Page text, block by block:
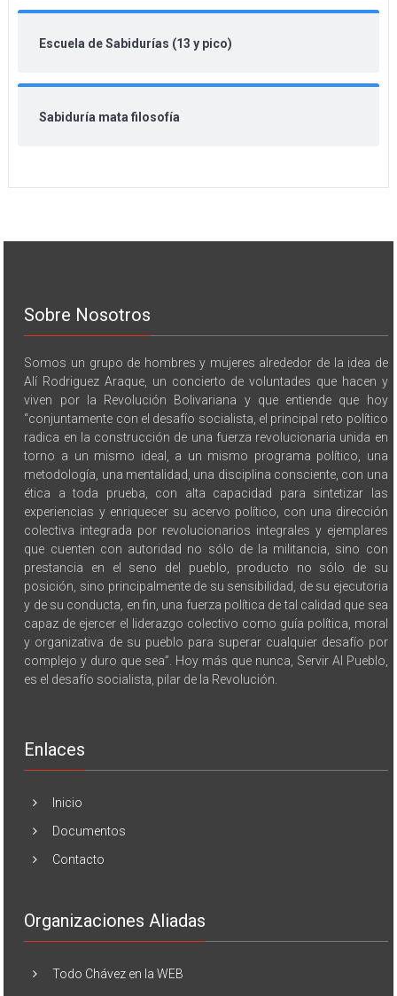
Escuela de Sabidurías (13 y pico)
Sabiduría mata filosofía
Sobre Nosotros
Somos un grupo de hombres y mujeres alrededor de la idea de
Alí Rodriguez Araque, un concierto de voluntades que hacen y
viven por la Revolución Bolivariana y que entiende que hoy
“conjuntamente con el desafío socialista, el principal reto político
radica en la construcción de una fuerza revolucionaria unida en
torno a un mismo ideal, a un mismo programa político, una
metodología, una mentalidad, una disciplina consciente, con una
ética a toda prueba, con alta capacidad para sintetizar las
experiencias y enriquecer su acervo político, con una dirección
colectiva integrada por revolucionarios integrales y ejemplares
que cuenten con autoridad no sólo de la militancia, sino con
prestancia en el seno del pueblo, producto no sólo de su
posición, sino principalmente de su sensibilidad, de su ejecutoria
y de su conducta, en fin, una fuerza política de tal calidad que sea
capaz de ejercer el liderazgo colectivo como guía política, moral
y organizativa de su pueblo para superar cualquier desafío por
complejo y duro que sea”. Hoy más que nunca, Servir Al Pueblo,
es el desafío socialista, pilar de la Revolución.
Enlaces
Inicio
Documentos
Contacto
Organizaciones Aliadas
Todo Chávez en la WEB